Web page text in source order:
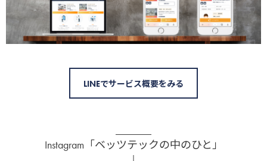
LINEでサービス概要をみる
Instagram「ベッツテックの中のひと」